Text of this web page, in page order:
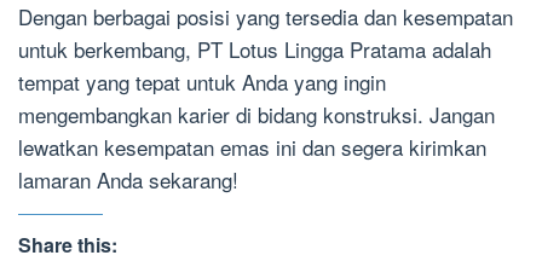
Dengan berbagai posisi yang tersedia dan kesempatan
untuk berkembang, PT Lotus Lingga Pratama adalah
tempat yang tepat untuk Anda yang ingin
mengembangkan karier di bidang konstruksi. Jangan
lewatkan kesempatan emas ini dan segera kirimkan
lamaran Anda sekarang!
Share this: